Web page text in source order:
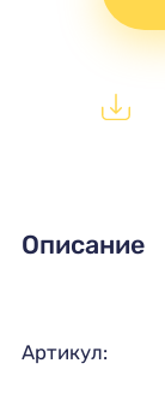
Описание
Артикул: